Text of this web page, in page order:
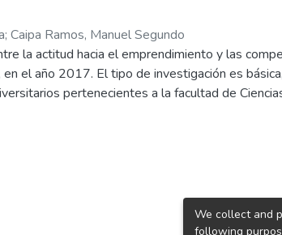
; Caipa Ramos, Manuel Segundo
la actitud hacia el emprendimiento y las
el año 2017. El tipo de investigación es
pertenecientes a la facultad de Ciencias
de competencias genéricas y el cuestionario
We collect and
following